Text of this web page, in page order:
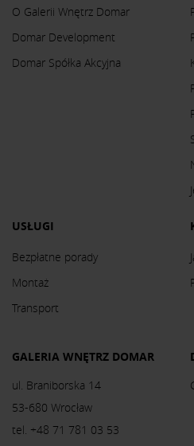
O Galerii Wnętrz Domar
Domar Development
Domar Spółka Akcyjna
USŁUGI
Bezpłatne porady
Montaż
Transport
GALERIA WNĘTRZ DOMAR
ul. Braniborska 14
53-680 Wrocław
tel. +48 71 781 03 53